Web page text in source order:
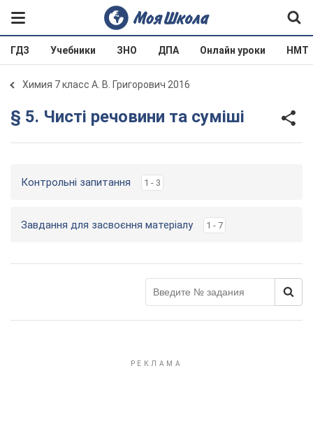
ГДЗ Учебники ЗНО ДПА Онлайн уроки НМТ
Химия 7 класс А. В. Григорович 2016
§ 5. Чисті речовини та суміші
Контрольні запитання 1 - 3
Завдання для засвоєння матеріалу 1 - 7